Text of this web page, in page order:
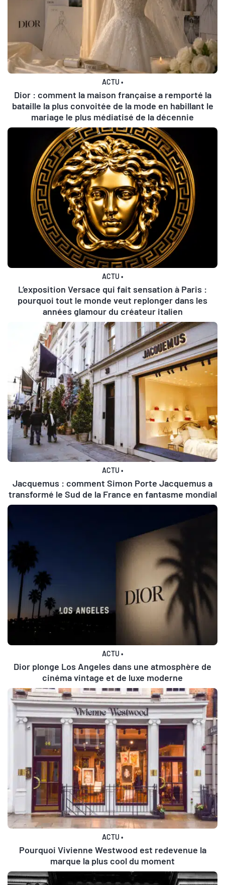
ACTU •
Dior : comment la maison française a remporté la
bataille la plus convoitée de la mode en habillant le
mariage le plus médiatisé de la décennie
ACTU •
L’exposition Versace qui fait sensation à Paris :
pourquoi tout le monde veut replonger dans les
années glamour du créateur italien
ACTU •
Jacquemus : comment Simon Porte Jacquemus a
transformé le Sud de la France en fantasme mondial
ACTU •
Dior plonge Los Angeles dans une atmosphère de
cinéma vintage et de luxe moderne
ACTU •
Pourquoi Vivienne Westwood est redevenue la
marque la plus cool du moment